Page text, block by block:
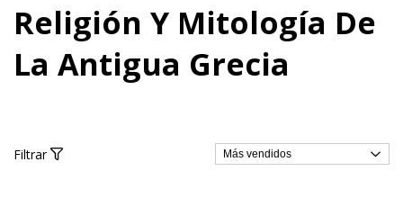
Religión Y Mitología De
La Antigua Grecia
Filtrar